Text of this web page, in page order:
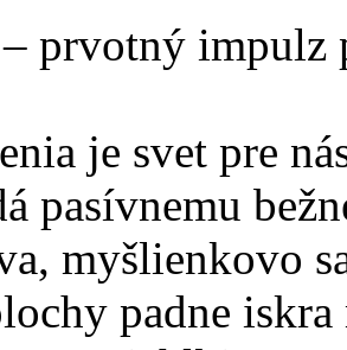
prvotný impulz
je svet pre
pasívnemu
myšlienkovo
padne